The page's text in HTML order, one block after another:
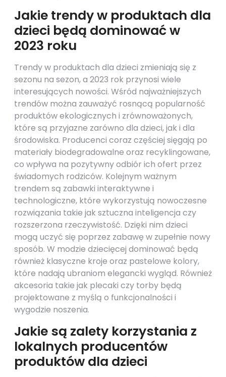
Jakie trendy w produktach dla
dzieci będą dominować w
2023 roku
Trendy w produktach dla dzieci zmieniają się z
sezonu na sezon, a 2023 rok przynosi wiele
interesujących nowości. Wśród najważniejszych
trendów można zauważyć rosnącą popularność
produktów ekologicznych i zrównoważonych,
które są przyjazne zarówno dla dzieci, jak i dla
środowiska. Producenci coraz częściej sięgają po
materiały biodegradowalne oraz recyklingowane,
co wpływa na pozytywny odbiór ich ofert przez
świadomych rodziców. Kolejnym ważnym
trendem są zabawki interaktywne i
technologiczne, które wykorzystują nowoczesne
rozwiązania takie jak sztuczna inteligencja czy
rozszerzona rzeczywistość. Dzięki nim dzieci
mogą uczyć się poprzez zabawę w zupełnie nowy
sposób. W modzie dziecięcej dominować będą
również klasyczne kroje oraz pastelowe kolory,
które nadają ubraniom elegancki wygląd. Również
akcesoria takie jak plecaki czy torby będą
projektowane z myślą o funkcjonalności i
wygodzie noszenia.
Jakie są zalety korzystania z
lokalnych producentów
produktów dla dzieci